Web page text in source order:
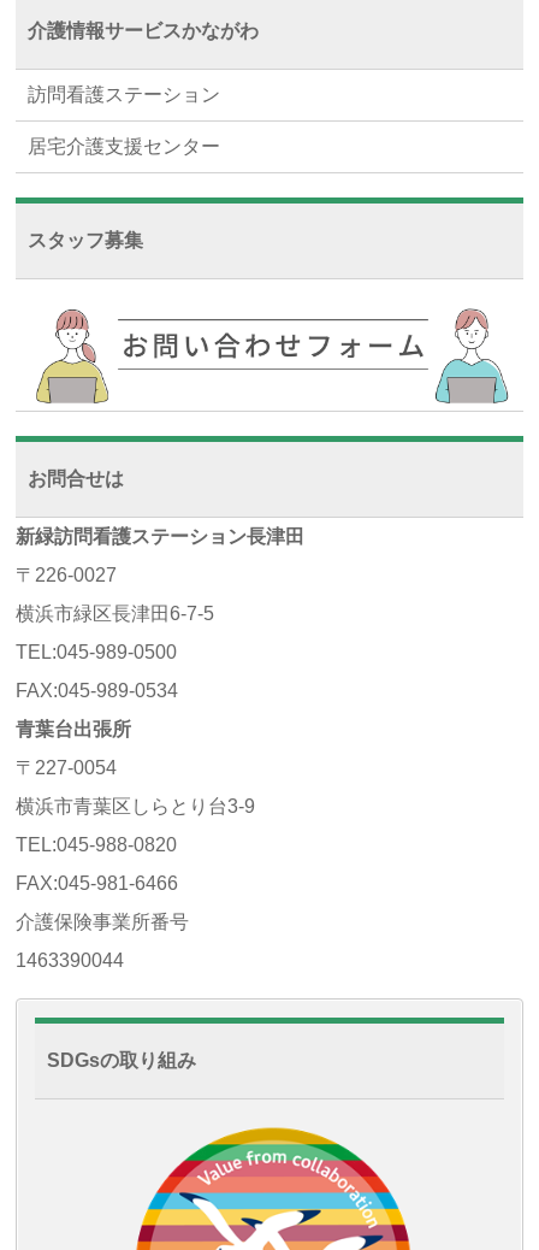
介護情報サービスかながわ
訪問看護ステーション
居宅介護支援センター
スタッフ募集
お問合せは
新緑訪問看護ステーション長津田
〒226-0027
横浜市緑区長津田6-7-5
TEL:045-989-0500
FAX:045-989-0534
青葉台出張所
〒227-0054
横浜市青葉区しらとり台3-9
TEL:045-988-0820
FAX:045-981-6466
介護保険事業所番号
1463390044
SDGsの取り組み